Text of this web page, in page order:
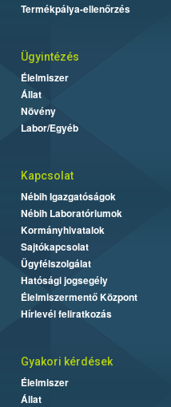
Termékpálya-ellenőrzés
Ügyintézés
Élelmiszer
Állat
Növény
Labor/Egyéb
Kapcsolat
Nébih Igazgatóságok
Nébih Laboratóriumok
Kormányhivatalok
Sajtókapcsolat
Ügyfélszolgálat
Hatósági jogsegély
Élelmiszermentő Központ
Hírlevél feliratkozás
Gyakori kérdések
Élelmiszer
Állat